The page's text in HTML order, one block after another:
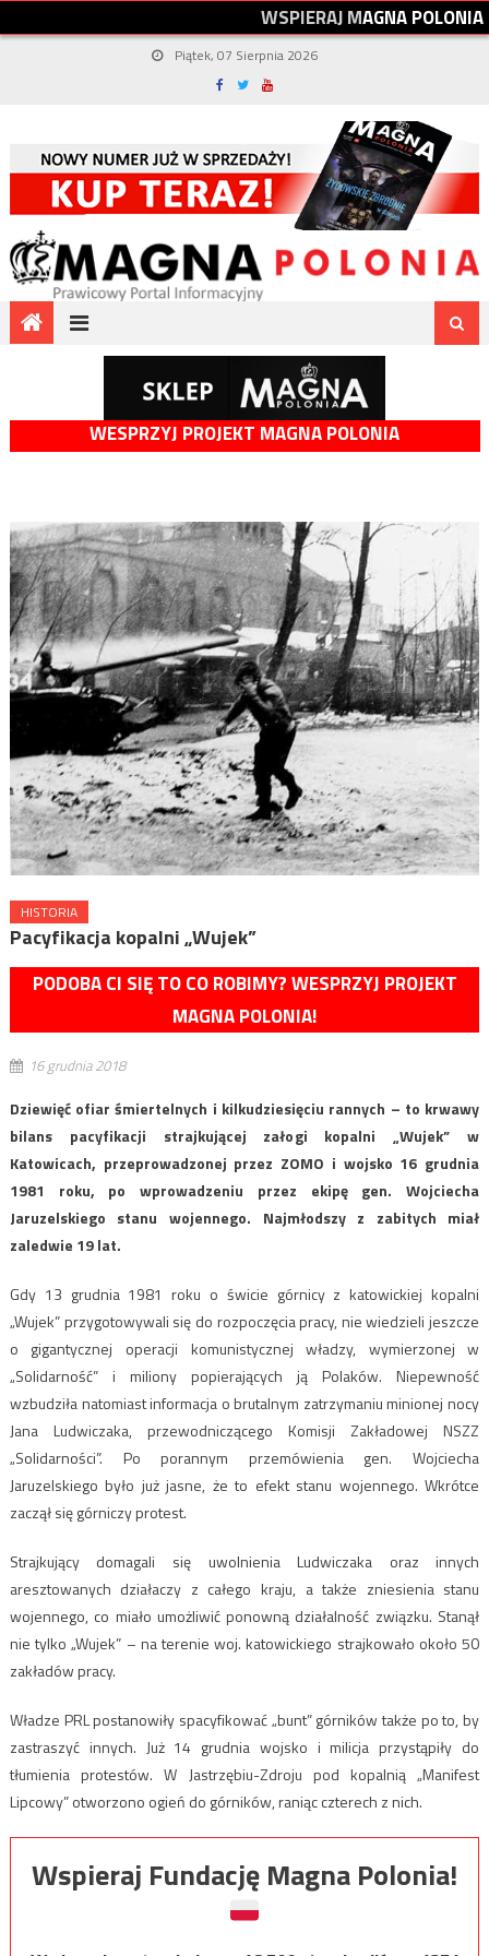
WSPIERAJMAGNAPOLONIA
Piątek, 07 Sierpnia 2026
WESPRZYJ PROJEKT MAGNA POLONIA
HISTORIA
Pacyfikacja kopalni „Wujek”
PODOBA CI SIĘ TO CO ROBIMY? WESPRZYJ PROJEKT
MAGNA POLONIA!
16 grudnia 2018
Dziewięć ofiar śmiertelnych i kilkudziesięciu rannych – to krwawy
bilans pacyfikacji strajkującej załogi kopalni „Wujek” w
Katowicach, przeprowadzonej przez ZOMO i wojsko 16 grudnia
1981 roku, po wprowadzeniu przez ekipę gen. Wojciecha
Jaruzelskiego stanu wojennego. Najmłodszy z zabitych miał
zaledwie 19 lat.
Gdy 13 grudnia 1981 roku o świcie górnicy z katowickiej kopalni
„Wujek” przygotowywali się do rozpoczęcia pracy, nie wiedzieli jeszcze
o gigantycznej operacji komunistycznej władzy, wymierzonej w
„Solidarność” i miliony popierających ją Polaków. Niepewność
wzbudziła natomiast informacja o brutalnym zatrzymaniu minionej nocy
Jana Ludwiczaka, przewodniczącego Komisji Zakładowej NSZZ
„Solidarności”. Po porannym przemówienia gen. Wojciecha
Jaruzelskiego było już jasne, że to efekt stanu wojennego. Wkrótce
zaczął się górniczy protest.
Strajkujący domagali się uwolnienia Ludwiczaka oraz innych
aresztowanych działaczy z całego kraju, a także zniesienia stanu
wojennego, co miało umożliwić ponowną działalność związku. Stanął
nie tylko „Wujek” – na terenie woj. katowickiego strajkowało około 50
zakładów pracy.
Władze PRL postanowiły spacyfikować „bunt” górników także po to, by
zastraszyć innych. Już 14 grudnia wojsko i milicja przystąpiły do
tłumienia protestów. W Jastrzębiu-Zdroju pod kopalnią „Manifest
Lipcowy” otworzono ogień do górników, raniąc czterech z nich.
Wspieraj Fundację Magna Polonia!